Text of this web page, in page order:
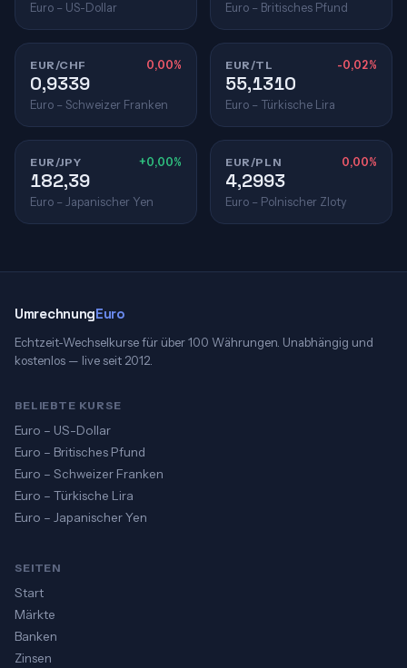
Euro – US-Dollar Euro – Britisches Pfund
EUR/CHF 0,00%
0,9339
Euro – Schweizer Franken
EUR/TL -0,02%
55,1310
Euro – Türkische Lira
EUR/JPY +0,00%
182,39
Euro – Japanischer Yen
EUR/PLN 0,00%
4,2993
Euro – Polnischer Zloty
UmrechnungEuro
Echtzeit-Wechselkurse für über 100 Währungen. Unabhängig und
kostenlos — live seit 2012.
BELIEBTE KURSE
Euro – US-Dollar
Euro – Britisches Pfund
Euro – Schweizer Franken
Euro – Türkische Lira
Euro – Japanischer Yen
SEITEN
Start
Märkte
Banken
Zinsen